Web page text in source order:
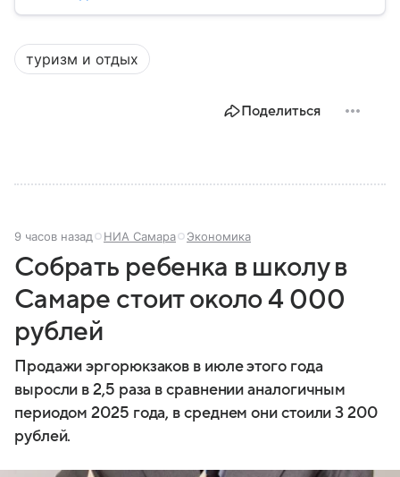
главное о ней.
туризм и отдых
Поделиться
9 часов назад НИА Самара Экономика
Собрать ребенка в школу в
Самаре стоит около 4 000
рублей
Продажи эргорюкзаков в июле этого года
выросли в 2,5 раза в сравнении аналогичным
периодом 2025 года, в среднем они стоили 3 200
рублей.